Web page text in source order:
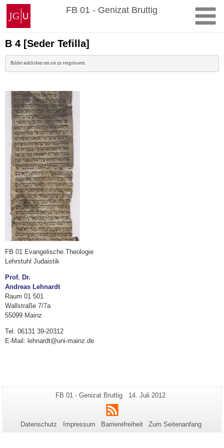
Zum
Inhalt
springen
Johannes
Gutenberg-
Universität
Mainz
FB 01 - Genizat Bruttig
B 4 [Seder Tefilla]
Bilder anklicken um sie zu vergrössern.
FB 01 Evangelische Theologie
Lehrstuhl Judaistik
Prof. Dr.
Andreas Lehnardt
Raum 01 501
Wallstraße 7/7a
55099 Mainz
Tel. 06131 39-20312
E-Mail: lehnardt@uni-mainz.de
Zusätzliche
Informationen
zu
dieser
Seiten-
FB 01 - Genizat Bruttig
Letzte
14. Juli 2012
RSS
Datenschutz Impressum Barrierefreiheit Zum Seitenanfang